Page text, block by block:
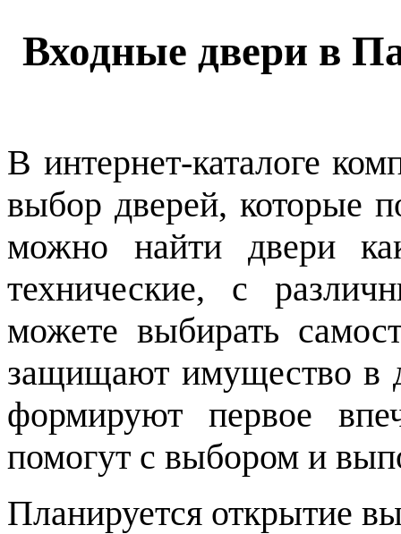
Входные двери в
В интернет-каталоге
выбор дверей, которые
можно найти двери
технические, с
можете выбирать
защищают имущество в
формируют первое
помогут с выбором и
Планируется открытие